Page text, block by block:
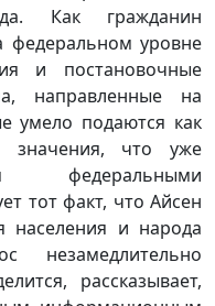
Как гражданин
федеральном уровне
и постановочные
направленные на
умело подаются как
значения, что уже
федеральными
тот факт, что Айсен
населения и народа
незамедлительно
рассказывает,